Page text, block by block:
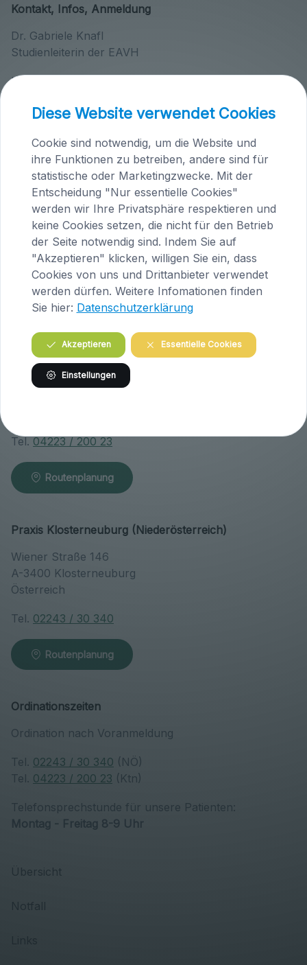
Kontakt, Infos, Anmeldung
Dr. Gabriele Knafl
Studienleiterin der EAVH
Höfern 1
Tel.: +43 (0)4223/200 23
Tierärztepraxen Knafl
Praxis Maria Saal (Kärnten)
Brandlhof
Höfern 1
Tel. 04223 / 200 23
Routenplanung
Praxis Klosterneuburg (Niederösterreich)
Wiener Straße 146
A-3400 Klosterneuburg
Österreich
Tel. 02243 / 30 340
Routenplanung
Ordinationszeiten
Ordination nach Voranmeldung
Tel. 02243 / 30 340 (NÖ)
Tel. 04223 / 200 23 (Ktn)
Telefonsprechstunde für unsere Patienten:
Montag - Freitag 8-9 Uhr
Übersicht
Notfall
Diese Website verwendet Cookies
Cookie sind notwendig, um die Website und
ihre Funktionen zu betreiben, andere sind für
statistische oder Marketingzwecke. Mit der
Entscheidung "Nur essentielle Cookies"
werden wir Ihre Privatsphäre respektieren und
keine Cookies setzen, die nicht für den Betrieb
der Seite notwendig sind. Indem Sie auf
"Akzeptieren" klicken, willigen Sie ein, dass
Cookies von uns und Drittanbieter verwendet
werden dürfen. Weitere Infomationen finden
Sie hier: Datenschutzerklärung
Akzeptieren Essentielle Cookies
Einstellungen